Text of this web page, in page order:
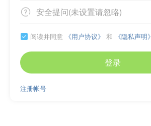
 安全提问(未设置请忽略)
 阅读并同意 《用户协议》 和 《隐私声明》
登录
注册帐号